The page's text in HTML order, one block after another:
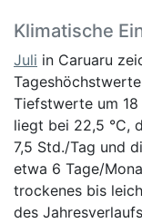
Klimatische
Juli in Caruaru
Tiefstwerte um
liegt bei 22,5 °C,
7,5 Std./Tag und
etwa 6 Tage/
trockenes bis
des